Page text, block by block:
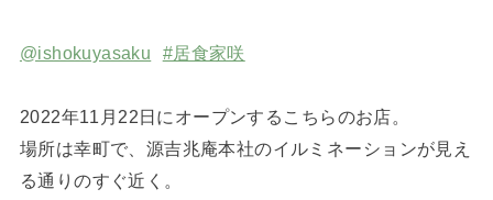
@ishokuyasaku #居食家咲
2022年11月22日にオープンするこちらのお店。
場所は幸町で、源吉兆庵本社のイルミネーションが見え
る通りのすぐ近く。